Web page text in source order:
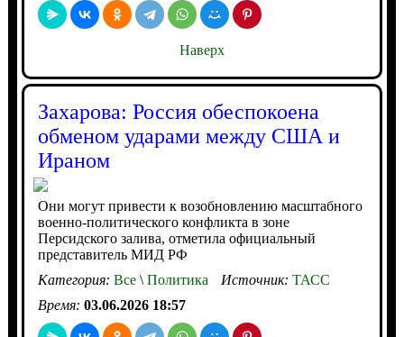
Наверх
Захарова: Россия обеспокоена
обменом ударами между США и
Ираном
Они могут привести к возобновлению масштабного
военно-политического конфликта в зоне
Персидского залива, отметила официальный
представитель МИД РФ
Категория: Все\Политика Источник: ТАСС
Время: 03.06.2026 18:57